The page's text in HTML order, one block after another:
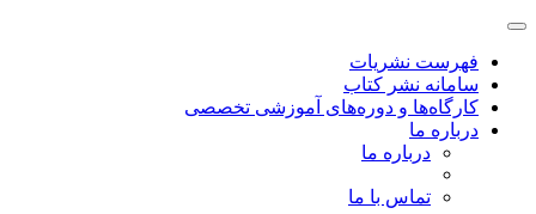
فهرست نشریات
سامانه نشر کتاب
کارگاه‌ها و دوره‌های آموزشی تخصصی
درباره ما
درباره ما
تماس با ما